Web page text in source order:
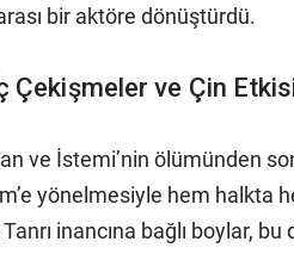
bir aktöre dönüştürdü.
Çekişmeler ve Çin
ve İstemi’nin ölümünden
yönelmesiyle hem halkta
inancına bağlı boylar,